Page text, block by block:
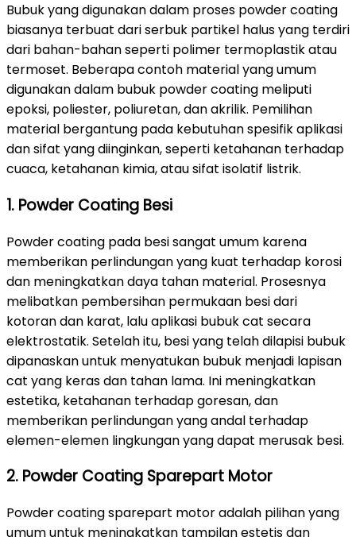
Bubuk yang digunakan dalam proses powder coating
biasanya terbuat dari serbuk partikel halus yang terdiri
dari bahan-bahan seperti polimer termoplastik atau
termoset. Beberapa contoh material yang umum
digunakan dalam bubuk powder coating meliputi
epoksi, poliester, poliuretan, dan akrilik. Pemilihan
material bergantung pada kebutuhan spesifik aplikasi
dan sifat yang diinginkan, seperti ketahanan terhadap
cuaca, ketahanan kimia, atau sifat isolatif listrik.
1. Powder Coating Besi
Powder coating pada besi sangat umum karena
memberikan perlindungan yang kuat terhadap korosi
dan meningkatkan daya tahan material. Prosesnya
melibatkan pembersihan permukaan besi dari
kotoran dan karat, lalu aplikasi bubuk cat secara
elektrostatik. Setelah itu, besi yang telah dilapisi bubuk
dipanaskan untuk menyatukan bubuk menjadi lapisan
cat yang keras dan tahan lama. Ini meningkatkan
estetika, ketahanan terhadap goresan, dan
memberikan perlindungan yang andal terhadap
elemen-elemen lingkungan yang dapat merusak besi.
2. Powder Coating Sparepart Motor
Powder coating sparepart motor adalah pilihan yang
umum untuk meningkatkan tampilan estetis dan